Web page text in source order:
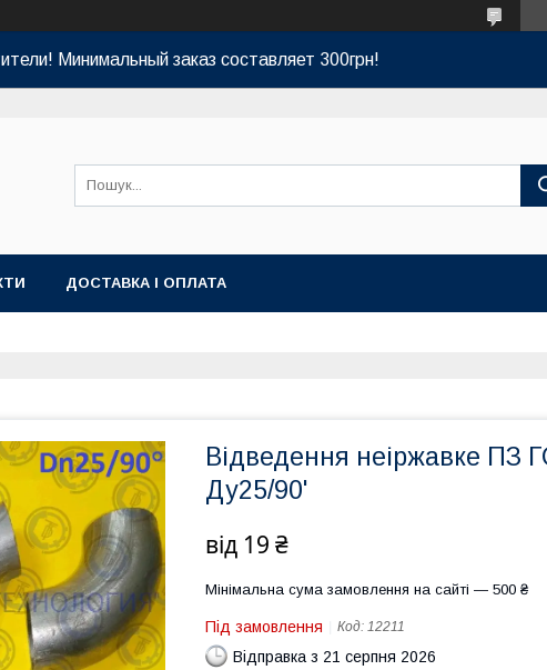
Минимальный заказ составляет 300грн!
ДОСТАВКА І ОПЛАТА
Відведення неіржавке ПЗ
Ду25/90'
від 19 ₴
Мінімальна сума замовлення на сайті — 500 ₴
Під замовлення Код: 12211
Відправка з 21 серпня 2026